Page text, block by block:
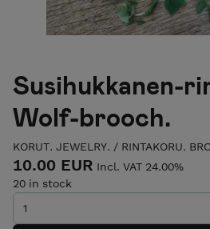
Susihukkanen-
Wolf-brooch.
KORUT. JEWELRY. / RINTAKORU.
10.00 EUR Incl. VAT 24.00%
20 in stock